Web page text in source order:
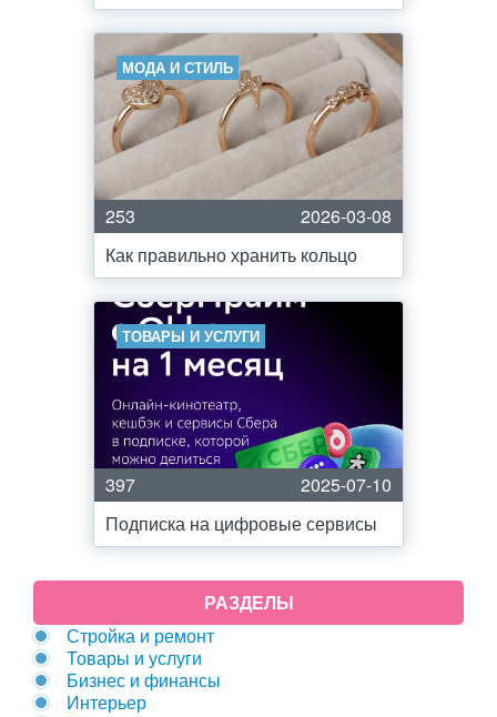
МОДА И СТИЛЬ
253
2026-03-08
Как правильно хранить кольцо
ТОВАРЫ И УСЛУГИ
397
2025-07-10
Подписка на цифровые сервисы
РАЗДЕЛЫ
Стройка и ремонт
Товары и услуги
Бизнес и финансы
Интерьер